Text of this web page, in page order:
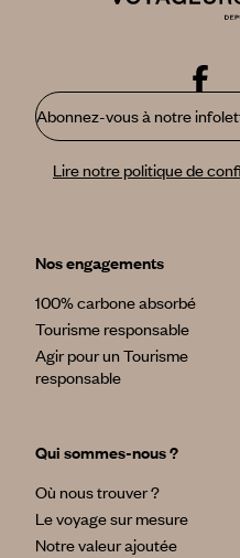
Abonnez-vous à notre
Lire notre politique de
Nos engagements
100% carbone absorbé
Tourisme responsable
Agir pour un Tourisme
responsable
Qui sommes-nous ?
Où nous trouver ?
Le voyage sur mesure
Notre valeur ajoutée